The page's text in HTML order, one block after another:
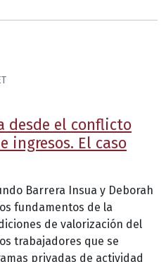
desde el conflicto
ingresos. El caso
Barrera Insua y Deborah
fundamentos de la
de valorización del
trabajadores que se
privadas de actividad